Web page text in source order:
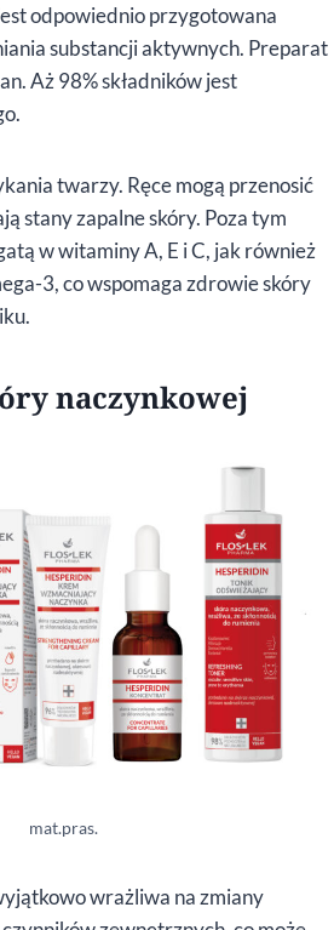
odpowiednio przygotowana
substancji aktywnych. Preparat
Aż 98% składników jest
twarzy. Ręce mogą przenosić
stany zapalne skóry. Poza tym
w witaminy A, E i C, jak również
3, co wspomaga zdrowie skóry
naczynkowej
mat.pras.
wrażliwa na zmiany